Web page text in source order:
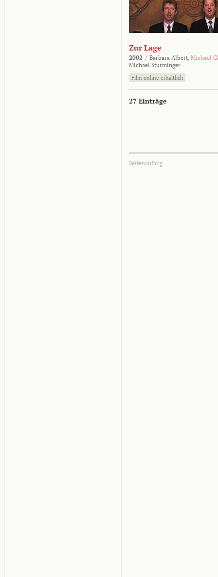
Zur Lage
2002 / Barbara Albert, Michael
Michael Sturminger
Film online erhältlich
27 Einträge
Seitenanfang